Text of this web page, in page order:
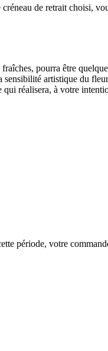
de retrait choisi,
pourra être
artistique du
réalisera, à votre
période, votre